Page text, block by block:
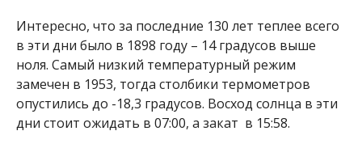
Интересно, что за последние 130 лет теплее всего
в эти дни было в 1898 году – 14 градусов выше
ноля. Самый низкий температурный режим
замечен в 1953, тогда столбики термометров
опустились до -18,3 градусов. Восход солнца в эти
дни стоит ожидать в 07:00, а закат в 15:58.